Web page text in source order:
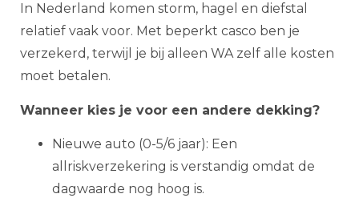
In Nederland komen storm, hagel en diefstal
relatief vaak voor. Met beperkt casco ben je
verzekerd, terwijl je bij alleen WA zelf alle kosten
moet betalen.
Wanneer kies je voor een andere dekking?
Nieuwe auto (0-5/6 jaar): Een
allriskverzekering is verstandig omdat de
dagwaarde nog hoog is.